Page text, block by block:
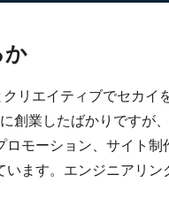
か
リエイティブでセカイ
創業したばかりですが
ロモーション、サイト
います。エンジニアリ